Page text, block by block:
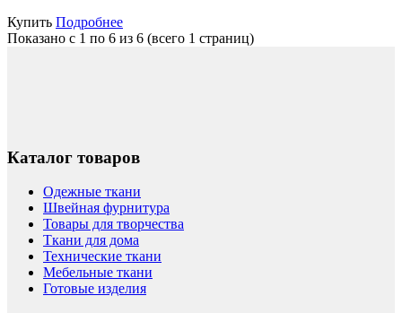
Купить Подробнее
Показано с 1 по 6 из 6 (всего 1 страниц)
Каталог товаров
Одежные ткани
Швейная фурнитура
Товары для творчества
Ткани для дома
Технические ткани
Мебельные ткани
Готовые изделия